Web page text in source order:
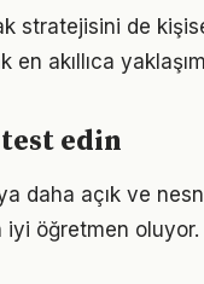
stratejisini de
akıllıca
edin
daha açık ve
iyi öğretmen oluyor.